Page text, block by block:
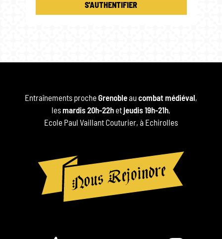
S'AUTHENTIFIER
Entraînements procheGrenobleau combat médiéval ,
les mardis 20h-22h etjeudis 19h-21h,
Ecole Paul Vaillant Couturier, à Echirolles